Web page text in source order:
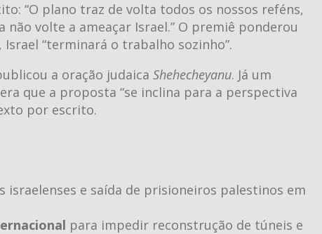
“O plano traz de volta todos os nossos reféns,
não volte a ameaçar Israel.” O premiê ponderou
“terminará o trabalho sozinho”.
a oração judaica Shehecheyanu. Já um
que a proposta “se inclina para a perspectiva
por escrito.
israelenses e saída de prisioneiros palestinos em
para impedir reconstrução de túneis e